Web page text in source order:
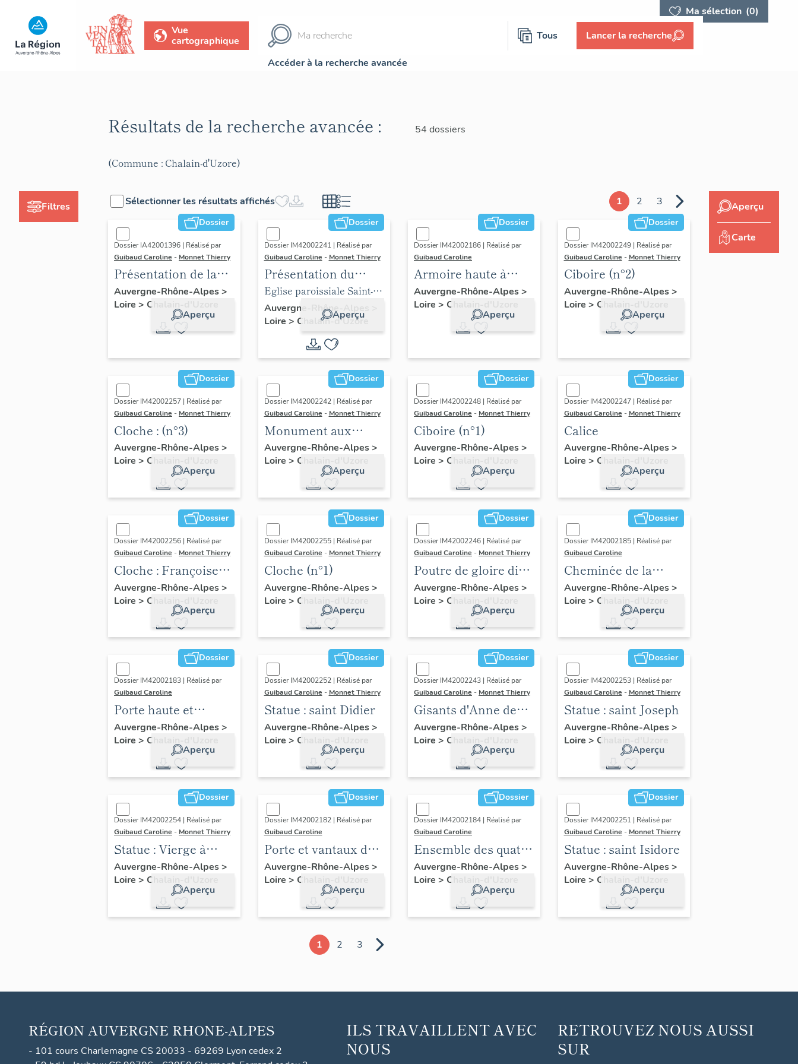
Ma sélection (0)
Vue
cartographique
Tous Lancer la recherche
Accéder à la recherche avancée
Filtres
Résultats de la recherche avancée : 54 dossiers
(Commune : Chalain-d'Uzore)
Sélectionner les résultats affichés 1 2 3
Dossier
Aperçu
Dossier IA42001396 | Réalisé par
Guibaud Caroline - Monnet Thierry
Présentation de la
commune de
Chalain-d'Uzore
Auvergne-Rhône-Alpes>
Loire > Chalain-d'Uzore
Dossier
Aperçu
Dossier IM42002241 | Réalisé par
Guibaud Caroline - Monnet Thierry
Présentation du
mobilier de l'église
paroissiale Saint-
Didier
Eglise paroissiale Saint-
Didier
Auvergne-Rhône-Alpes
Loire > Chalain-d'Uzore
Dossier
Aperçu
Dossier IM42002186 | Réalisé par
Guibaud Caroline
Armoire haute à
archives, dite
chartrier
Auvergne-Rhône-Alpes>
Loire > Chalain-d'Uzore
Dossier
Aperçu
Dossier IM42002249 | Réalisé par
Guibaud Caroline - Monnet Thierry
Ciboire (n°2)
Auvergne-Rhône-Alpes>
Loire > Chalain-d'Uzore
Dossier
Aperçu
Dossier IM42002257 | Réalisé par
Guibaud Caroline - Monnet Thierry
Cloche : (n°3)
Auvergne-Rhône-Alpes>
Loire > Chalain-d'Uzore
Dossier
Aperçu
Dossier IM42002242 | Réalisé par
Guibaud Caroline - Monnet Thierry
Monument aux
morts
Auvergne-Rhône-Alpes>
Loire > Chalain-d'Uzore
Dossier
Aperçu
Dossier IM42002248 | Réalisé par
Guibaud Caroline - Monnet Thierry
Ciboire (n°1)
Auvergne-Rhône-Alpes>
Loire > Chalain-d'Uzore
Dossier
Aperçu
Dossier IM42002247 | Réalisé par
Guibaud Caroline - Monnet Thierry
Calice
Auvergne-Rhône-Alpes>
Loire > Chalain-d'Uzore
Dossier
Aperçu
Dossier IM42002256 | Réalisé par
Guibaud Caroline - Monnet Thierry
Cloche : Françoise
Yvonne (n°2)
Auvergne-Rhône-Alpes>
Loire > Chalain-d'Uzore
Dossier
Aperçu
Dossier IM42002255 | Réalisé par
Guibaud Caroline - Monnet Thierry
Cloche (n°1)
Auvergne-Rhône-Alpes>
Loire > Chalain-d'Uzore
Dossier
Aperçu
Dossier IM42002246 | Réalisé par
Guibaud Caroline - Monnet Thierry
Poutre de gloire dite
tref
Auvergne-Rhône-Alpes>
Loire > Chalain-d'Uzore
Dossier
Aperçu
Dossier IM42002185 | Réalisé par
Guibaud Caroline
Cheminée de la
grande salle
Auvergne-Rhône-Alpes>
Loire > Chalain-d'Uzore
Dossier
Aperçu
Dossier IM42002183 | Réalisé par
Guibaud Caroline
Porte haute et
vantaux de la grande
salle
Auvergne-Rhône-Alpes>
Loire > Chalain-d'Uzore
Dossier
Aperçu
Dossier IM42002252 | Réalisé par
Guibaud Caroline - Monnet Thierry
Statue : saint Didier
Auvergne-Rhône-Alpes>
Loire > Chalain-d'Uzore
Dossier
Aperçu
Dossier IM42002243 | Réalisé par
Guibaud Caroline - Monnet Thierry
Gisants d'Anne de
Joyeuse et de Gabriel
de Lévis-Couzan
Auvergne-Rhône-Alpes>
Loire > Chalain-d'Uzore
Dossier
Aperçu
Dossier IM42002253 | Réalisé par
Guibaud Caroline - Monnet Thierry
Statue : saint Joseph
Auvergne-Rhône-Alpes>
Loire > Chalain-d'Uzore
Dossier
Aperçu
Dossier IM42002254 | Réalisé par
Guibaud Caroline - Monnet Thierry
Statue : Vierge à
l'Enfant Jésus
Auvergne-Rhône-Alpes>
Loire > Chalain-d'Uzore
Dossier
Aperçu
Dossier IM42002182 | Réalisé par
Guibaud Caroline
Porte et vantaux de
la grande salle
Auvergne-Rhône-Alpes>
Loire > Chalain-d'Uzore
Dossier
Aperçu
Dossier IM42002184 | Réalisé par
Guibaud Caroline
Ensemble des quatre
portes de l'aile est
Auvergne-Rhône-Alpes>
Loire > Chalain-d'Uzore
Dossier
Aperçu
Dossier IM42002251 | Réalisé par
Guibaud Caroline - Monnet Thierry
Statue : saint Isidore
Auvergne-Rhône-Alpes>
Loire > Chalain-d'Uzore
1 2 3
Aperçu
Carte
RÉGION AUVERGNE RHONE-ALPES
- 101 cours Charlemagne CS 20033 - 69269 Lyon cedex 2
ILS TRAVAILLENT AVEC
NOUS
RETROUVEZ NOUS AUSSI
SUR